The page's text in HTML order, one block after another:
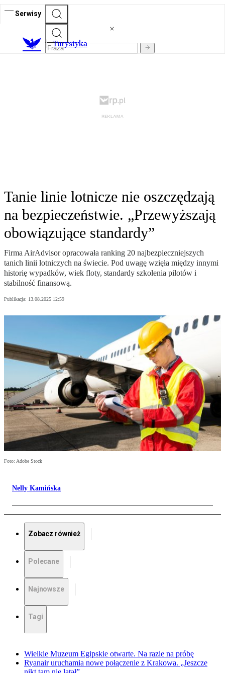
Serwisy
Turystyka
Tanie linie lotnicze nie oszczędzają
na bezpieczeństwie. „Przewyższają
obowiązujące standardy”
Firma AirAdvisor opracowała ranking 20 najbezpieczniejszych
tanich linii lotniczych na świecie. Pod uwagę wzięła między innymi
historię wypadków, wiek floty, standardy szkolenia pilotów i
stabilność finansową.
Publikacja: 13.08.2025 12:59
Foto: Adobe Stock
Nelly Kamińska
Zobacz również
Polecane
Najnowsze
Tagi
Wielkie Muzeum Egipskie otwarte. Na razie na próbę
Ryanair uruchamia nowe połączenie z Krakowa. „Jeszcze